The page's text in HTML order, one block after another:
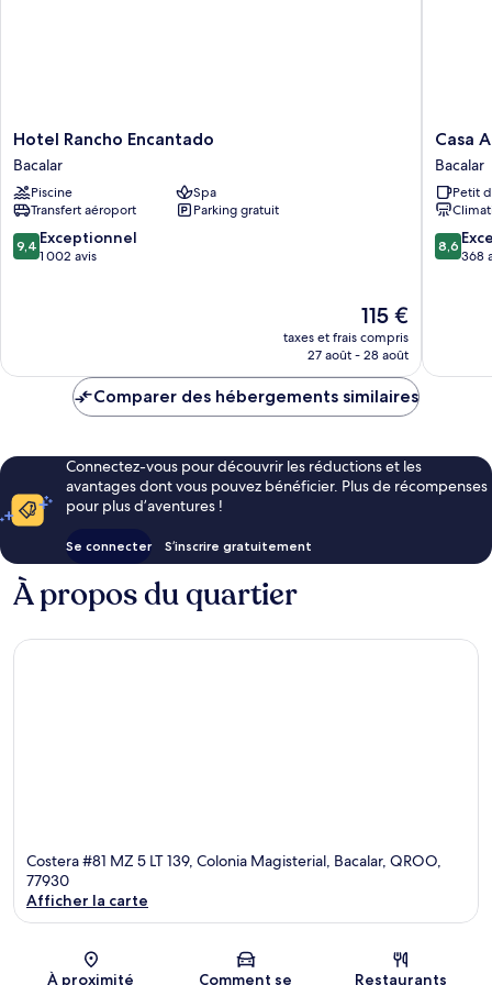
Hotel
Rancho
Encantado
Bacalar
Hotel Rancho Encantado
Bacalar
Piscine
Spa
Transfert aéroport
Parking gratuit
9.4
sur
9,4 Exceptionnel
1 002 avis
Le
nouveau
prix
de
115 €
taxes et frais compris
27 août - 28 août
Casa
Aakal
Lagoon
Front
Bacalar
Casa
Bacalar
Petit
8.6
sur
8,6
368
Comparer des hébergements similaires
Connectez-vous pour découvrir les réductions et les
avantages dont vous pouvez bénéficier. Plus de récompenses
pour plus d’aventures !
Se connecter S’inscrire gratuitement
À propos du quartier
Costera #81 MZ 5 LT 139, Colonia Magisterial, Bacalar, QROO,
77930
Afficher la carte
À proximité Comment se Restaurants